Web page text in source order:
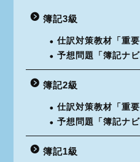
簿記3級
仕訳対策教材「重
予想問題「簿記ナビ
簿記2級
仕訳対策教材「重
予想問題「簿記ナビ
簿記1級